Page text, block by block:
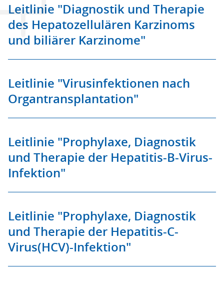
Leitlinie "Diagnostik und Therapie
des Hepatozellulären Karzinoms
und biliärer Karzinome"
Leitlinie "Virusinfektionen nach
Organtransplantation"
Leitlinie "Prophylaxe, Diagnostik
und Therapie der Hepatitis-B-Virus-
Infektion"
Leitlinie "Prophylaxe, Diagnostik
und Therapie der Hepatitis-C-
Virus(HCV)-Infektion"